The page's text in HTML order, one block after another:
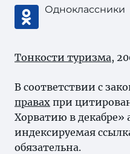
Одноклассники
Тонкости туризма,
В соответствии с
правах при
Хорватию в декабре»
индексируемая
обязательна.